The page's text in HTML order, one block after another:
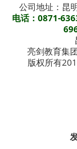
公司地址：昆
电话：0871-
亮剑教育集
版权所有